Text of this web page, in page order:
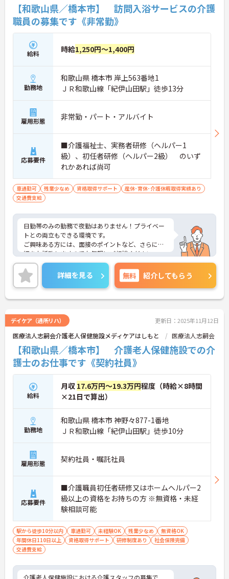
【和歌山県／橋本市】 訪問入浴サービスの介護
職員の募集です《非常勤》
給料 時給1,250円～1,400円
勤務地
和歌山県 橋本市 岸上563番地1
ＪＲ和歌山線「紀伊山田駅」徒歩13分
雇用形態 非常勤・パート・アルバイト
応募要件
■介護福祉士、実務者研修（ヘルパー1
級）、初任者研修（ヘルパー2級） のいず
れかあれば尚可
車通勤可 残業少なめ 資格取得サポート
産休･育休･介護休暇取得実績あり
交通費支給
日勤帯のみの勤務で夜勤はありません！プライベー
トとの両立もできる環境です。
ご興味ある方には、面接のポイントなど、さらに詳
細をお話致しますのでお気軽にご相談ください。
詳細を見る 無料 紹介してもらう
デイケア（通所リハ） 更新日：2025年11月12日
医療法人志嗣会介護老人保健施設メディケアはしもと 医療法人志嗣会
【和歌山県／橋本市】 介護老人保健施設での介
護士のお仕事です《契約社員》
給料
月収 17.6万円～19.3万円程度（時給×8時間
×21日で算出）
勤務地
和歌山県 橋本市 神野々877-1番地
ＪＲ和歌山線「紀伊山田駅」徒歩10分
雇用形態 契約社員・嘱託社員
応募要件
■介護職員初任者研修又はホームヘルパー2
級以上の資格をお持ちの方 ※無資格・未経
験相談可能
駅から徒歩10分以内 車通勤可 未経験OK 残業少なめ
無資格OK
年間休日110日以上
資格取得サポート 研修制度あり
社会保険完備
交通費支給